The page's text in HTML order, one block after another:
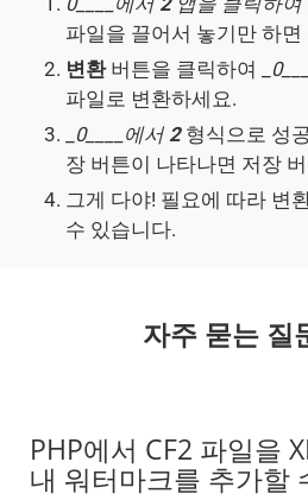
파일을 끌어서 놓기만 하면
변환버튼을 클릭하여 _
파일로 변환하세요.
0____에서 2형식으로 성
장 버튼이 나타나면 저장
그게 다야! 필요에 따라 변
수 있습니다.
자주 묻는 질
PHP에서 CF2 파일을
내 워터마크를 추가할